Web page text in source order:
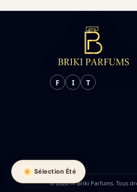
F I T
© 2026 — Briki Parfums. Tous
Sélection Été